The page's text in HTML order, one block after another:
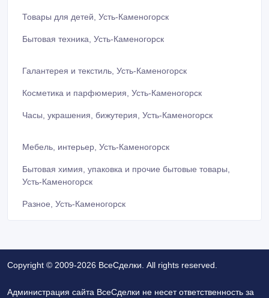
Товары для детей, Усть-Каменогорск
Бытовая техника, Усть-Каменогорск
Галантерея и текстиль, Усть-Каменогорск
Косметика и парфюмерия, Усть-Каменогорск
Часы, украшения, бижутерия, Усть-Каменогорск
Мебель, интерьер, Усть-Каменогорск
Бытовая химия, упаковка и прочие бытовые товары,
Усть-Каменогорск
Разное, Усть-Каменогорск
Copyright © 2009-2026 ВсеСделки. All rights reserved.
Администрация сайта ВсеСделки не несет ответственность за